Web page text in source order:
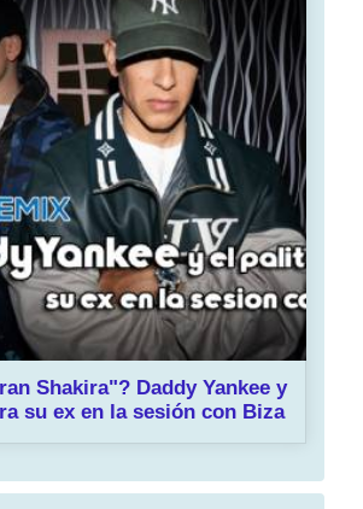
Shakira"? Daddy Yankee y
su ex en la sesión con Biza